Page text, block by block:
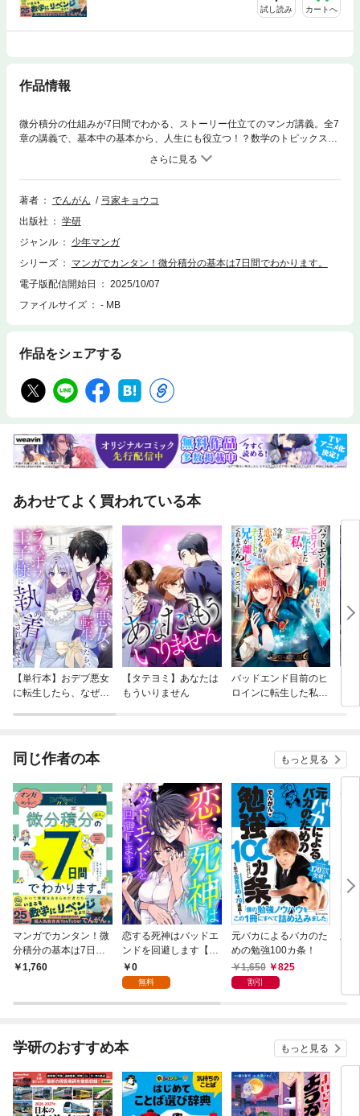
試し読み カートへ
作品情報
微分積分の仕組みが7日間でわかる、ストーリー仕立てのマンガ講義。全7
章の講義で、基本中の基本から、人生にも役立つ！？数学のトピックスが
満載。とにかく面白い講義だから苦手な人にも得意な人にもおすすめの一
著者 でんがん
弓家キョウコ
出版社
学研
ジャンル
少年マンガ
シリーズ
マンガでカンタン！微分積分の基本は7日間でわかります。
電子版配信開始日
2025/10/07
ファイルサイズ
- MB
作品をシェアする
あわせてよく買われている本
【単行本】おデブ悪女
に転生したら、なぜか
【タテヨミ】あなたは
もういりません
バッドエンド目前のヒ
ロインに転生した私、
同じ作者の本 もっと見る
マンガでカンタン！微
分積分の基本は7日間
でわかります。
1,760
恋する死神はバッドエ
ンドを回避します【ペ
ージ版】１
0
無料
元バカによるバカのた
めの勉強100カ条！
1,650
825
割引
学研のおすすめ本 もっと見る